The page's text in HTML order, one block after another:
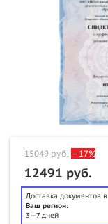
15049руб. —17%
12491 руб.
Доставка документов в
Ваш регион:
3—7 дней